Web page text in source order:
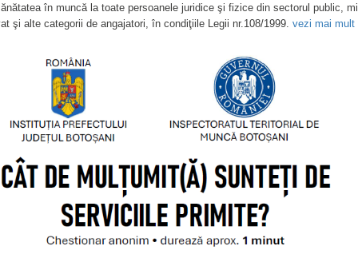
în muncă la toate persoanele juridice şi fizice din sectorul public,
şi alte categorii de angajatori, în condiţiile Legii nr.108/1999. vezi mai mult